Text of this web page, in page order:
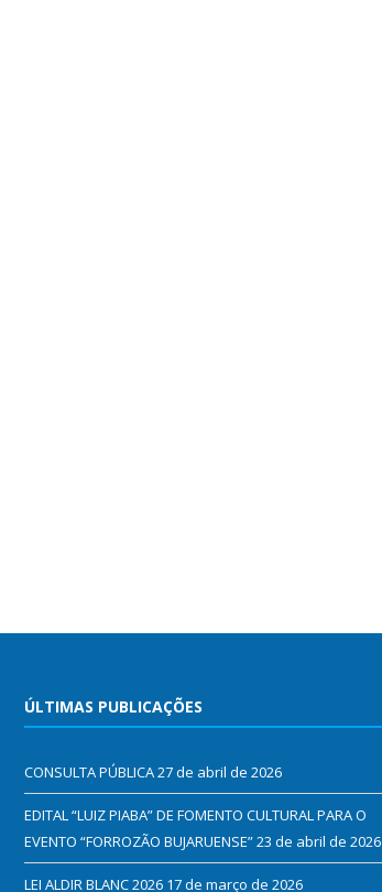
ÚLTIMAS PUBLICAÇÕES
CONSULTA PÚBLICA27 de abril de 2026
EDITAL “LUIZ PIABA” DE FOMENTO CULTURAL PARA O
EVENTO “FORROZÃO BUJARUENSE”23 de abril de 2026
LEI ALDIR BLANC 2026 17 de março de 2026